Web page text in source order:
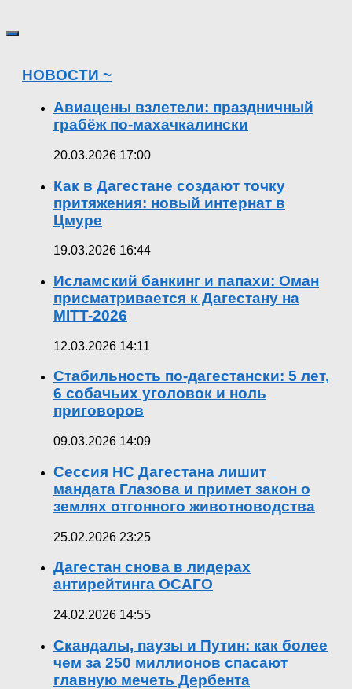
НОВОСТИ ~
Авиацены взлетели: праздничный
грабёж по-махачкалински
20.03.2026 17:00
Как в Дагестане создают точку
притяжения: новый интернат в
Цмуре
19.03.2026 16:44
Исламский банкинг и папахи: Оман
присматривается к Дагестану на
MITT-2026
12.03.2026 14:11
Стабильность по-дагестански: 5 лет,
6 собачьих уголовок и ноль
приговоров
09.03.2026 14:09
Сессия НС Дагестана лишит
мандата Глазова и примет закон о
землях отгонного животноводства
25.02.2026 23:25
Дагестан снова в лидерах
антирейтинга ОСАГО
24.02.2026 14:55
Скандалы, паузы и Путин: как более
чем за 250 миллионов спасают
главную мечеть Дербента